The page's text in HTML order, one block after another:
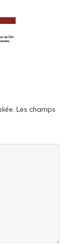
Les champs